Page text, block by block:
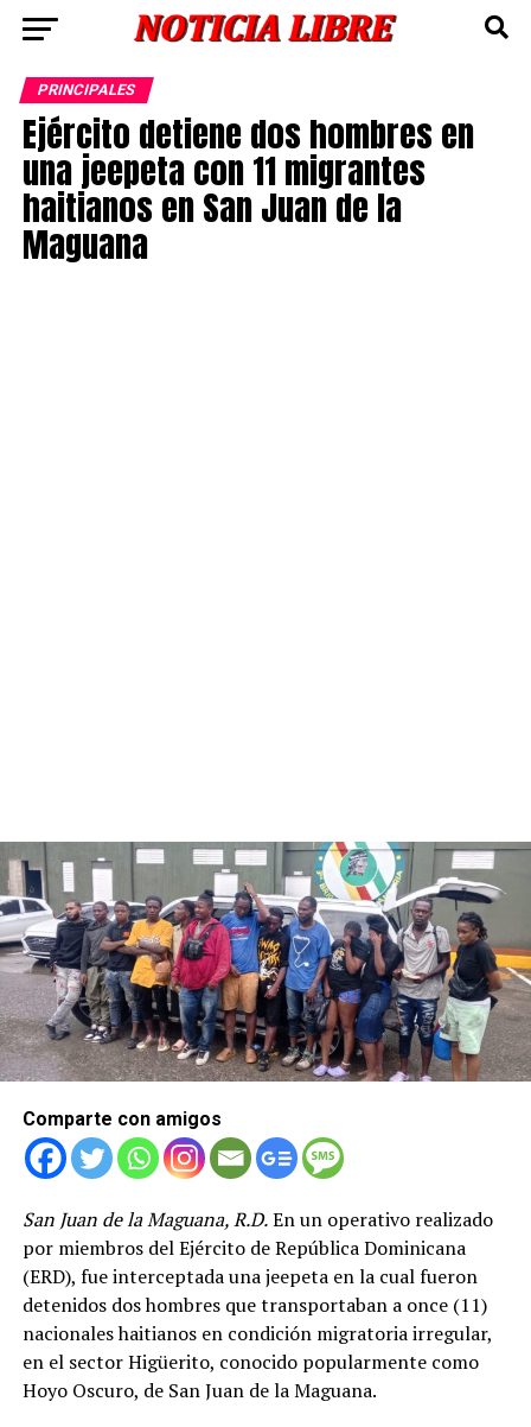
PRINCIPALES
Ejército detiene dos hombres en
una jeepeta con 11 migrantes
haitianos en San Juan de la
Maguana
Comparte con amigos
San Juan de la Maguana, R.D.En un operativo realizado
por miembros del Ejército de República Dominicana
(ERD), fue interceptada una jeepeta en la cual fueron
detenidos dos hombres que transportaban a once (11)
nacionales haitianos en condición migratoria irregular,
en el sector Higüerito, conocido popularmente como
Hoyo Oscuro, de San Juan de la Maguana.